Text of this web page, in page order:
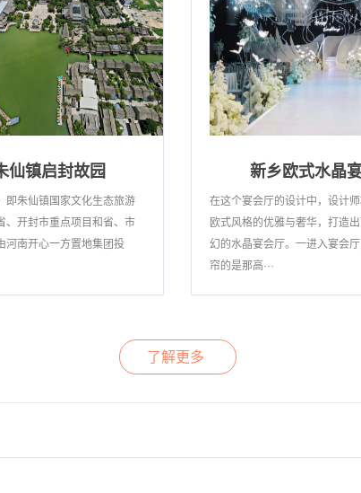
仙镇启封故园
即朱仙镇国家文化生态旅游
、开封市重点项目和省、市
河南开心一方置地集团投
新乡欧式水晶
在这个宴会厅的设计中，设计
欧式风格的优雅与奢华，打造
幻的水晶宴会厅。一进入宴会
帘的是那高···
了解更多